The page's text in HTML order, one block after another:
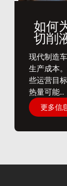
如何
切削
现代制造
生产成本
些运营目
热量可能...
更多信